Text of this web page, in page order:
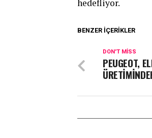
hedefliyor.
BENZER İÇERIKLER
DON'T MISS
PEUGEOT,